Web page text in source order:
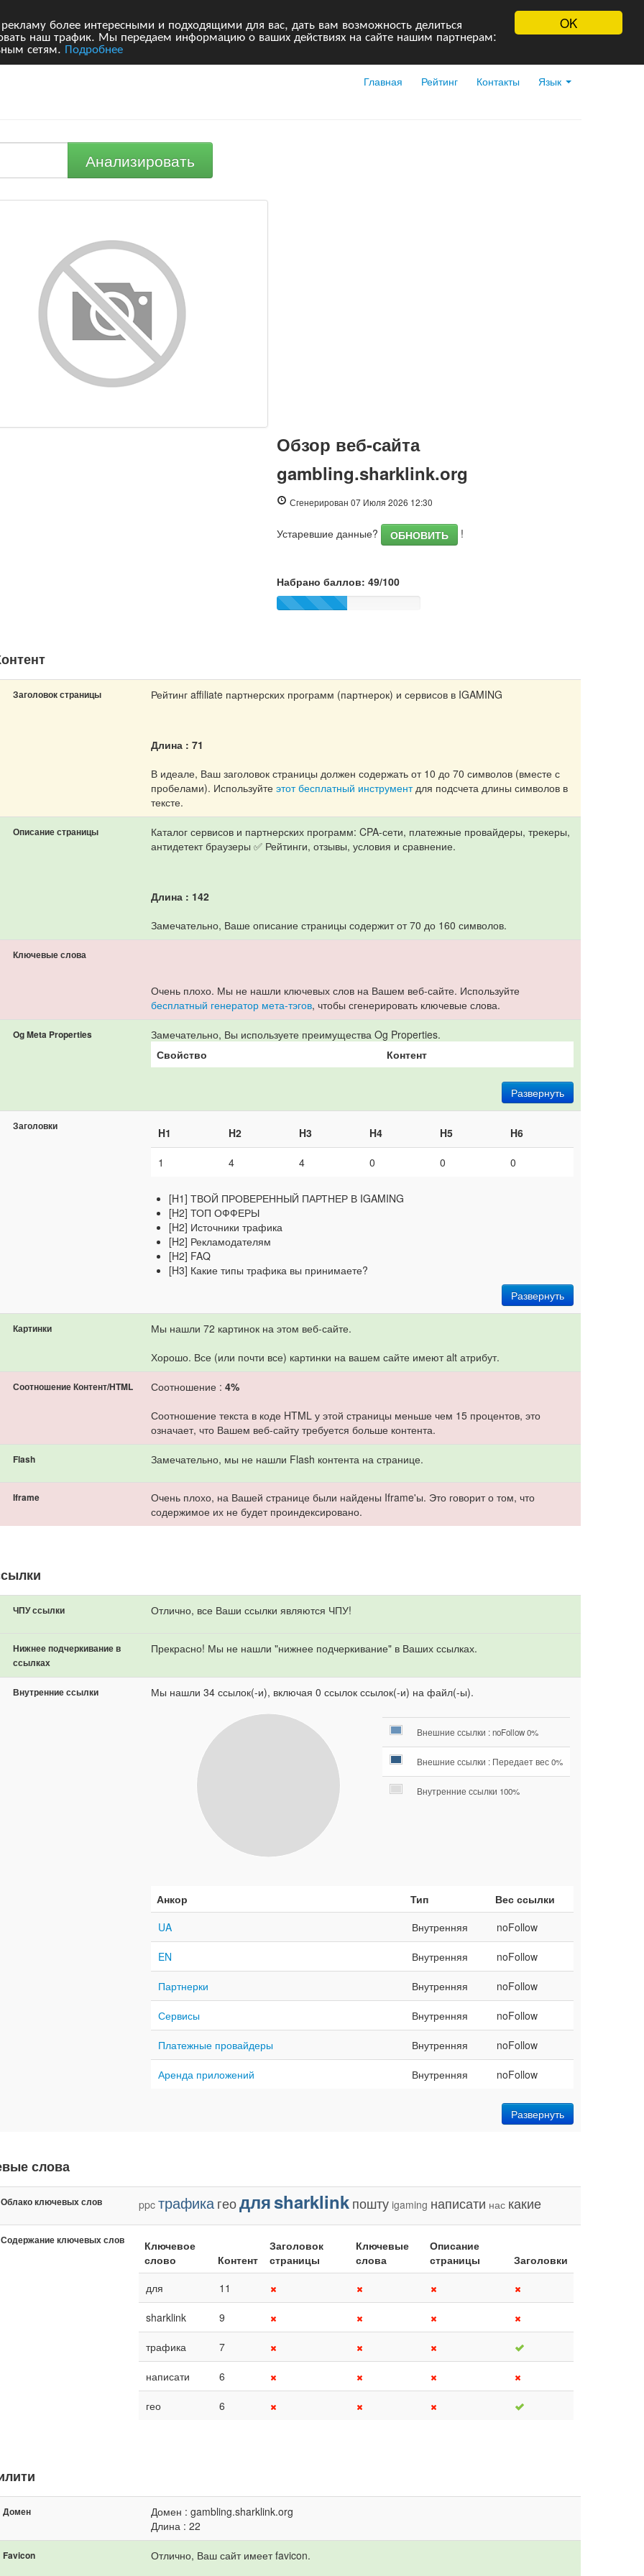
OK
более интересными и подходящими для вас, дать вам возможность делиться
наш трафик. Мы передаем информацию о ваших действиях на сайте нашим партнерам:
сетям. Подробнее
Главная Рейтинг Контакты Язык
Анализировать
Обзор веб-сайта
gambling.sharklink.org
Сгенерирован 07 Июля 2026 12:30
Устаревшие данные? ОБНОВИТЬ !
Набрано баллов: 49/100
Заголовок страницы Рейтинг affiliate партнерских программ (партнерок) и сервисов в IGAMING
Длина : 71
В идеале, Ваш заголовок страницы должен содержать от 10 до 70 символов (вместе с
пробелами). Используйте этот бесплатный инструментдля подсчета длины символов в
тексте.
Описание страницы
Каталог сервисов и партнерских программ: CPA-сети, платежные провайдеры, трекеры,
антидетект браузеры ✅ Рейтинги, отзывы, условия и сравнение.
Длина : 142
Замечательно, Ваше описание страницы содержит от 70 до 160 символов.
Ключевые слова
Очень плохо. Мы не нашли ключевых слов на Вашем веб-сайте. Используйте
бесплатный генератор мета-тэгов, чтобы сгенерировать ключевые слова.
Og Meta Properties
Замечательно, Вы используете преимущества Og Properties.
Свойство
Контент
Развернуть
Заголовки H1 H2 H3 H4 H5 H6
1 4 4 0 0 0
[H1] ТВОЙ ПРОВЕРЕННЫЙ ПАРТНЕР В IGAMING
[H2] ТОП ОФФЕРЫ
[H2] Источники трафика
[H2] Рекламодателям
[H2] FAQ
[H3] Какие типы трафика вы принимаете?
Развернуть
Картинки
Мы нашли 72 картинок на этом веб-сайте.
Хорошо. Все (или почти все) картинки на вашем сайте имеют alt атрибут.
Соотношение Контент/HTML Соотношение : 4%
Соотношение текста в коде HTML у этой страницы меньше чем 15 процентов, это
означает, что Вашем веб-сайту требуется больше контента.
Flash Замечательно, мы не нашли Flash контента на странице.
Iframe
Очень плохо, на Вашей странице были найдены Iframe'ы. Это говорит о том, что
содержимое их не будет проиндексировано.
ЧПУ ссылки Отлично, все Ваши ссылки являются ЧПУ!
Нижнее подчеркивание в
ссылках
Прекрасно! Мы не нашли "нижнее подчеркивание" в Ваших ссылках.
Внутренние ссылки Мы нашли 34 ссылок(-и), включая 0 ссылок ссылок(-и) на файл(-ы).
Внешние ссылки : noFollow 0%
Внешние ссылки : Передает вес 0%
Внутренние ссылки 100%
Анкор Тип
Вес ссылки
UA
Внутренняя noFollow
EN Внутренняя noFollow
Партнерки Внутренняя noFollow
Сервисы Внутренняя noFollow
Платежные провайдеры Внутренняя noFollow
Аренда приложений Внутренняя noFollow
Развернуть
слова
Облако ключевых слов ppc трафикагеодляsharklinkпошту igaming написати нас какие
Содержание ключевых слов
Ключевое
слово
Контент
Заголовок
страницы
Ключевые
слова
Описание
страницы
Заголовки
для
11
sharklink 9
трафика 7
написати 6
гео 6
Домен
Домен : gambling.sharklink.org
Длина : 22
Favicon Отлично, Ваш сайт имеет favicon.